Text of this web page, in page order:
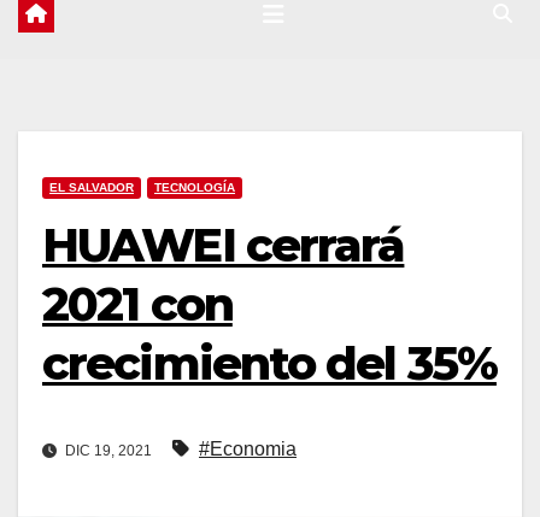
EL SALVADOR TECNOLOGÍA
HUAWEI cerrará
2021 con
crecimiento del 35%
DIC 19, 2021 #Economia